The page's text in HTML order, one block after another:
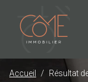
Accueil Résultat